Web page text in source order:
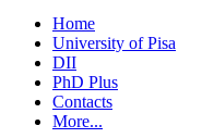
Home
University of Pisa
DII
PhD Plus
Contacts
More...